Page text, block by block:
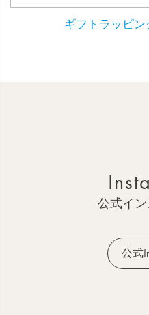
ギフトラッピン
公式イ
公式